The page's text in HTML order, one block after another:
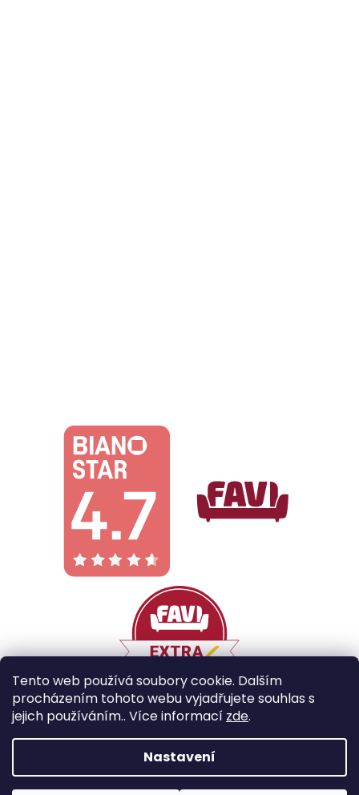
Tento web používá soubory cookie. Dalším
procházením tohoto webu vyjadřujete souhlas s
jejich používáním.. Více informací zde.
Nastavení
Vytvořil Shoptet